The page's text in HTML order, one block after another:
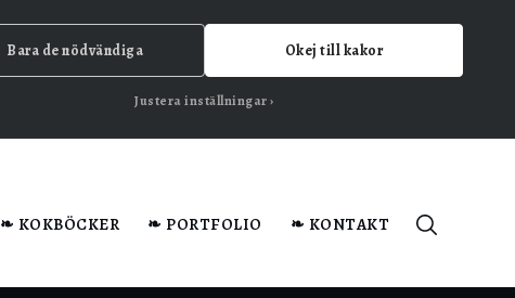
❧ KOKBÖCKER ❧ PORTFOLIO ❧ KONTAKT
Bara de nödvändiga Okej till kakor
Justera inställningar